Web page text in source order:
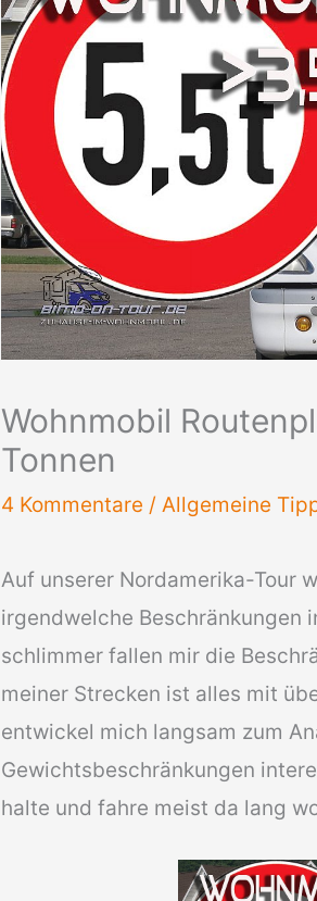
Wohnmobil
Tonnen
4 Kommentare / Allgemeine
Auf unserer Nordamerika-Tour
irgendwelche Beschränkungen
schlimmer fallen mir die
meiner Strecken ist alles mit
entwickel mich langsam zum
Gewichtsbeschränkungen
halte und fahre meist da lang